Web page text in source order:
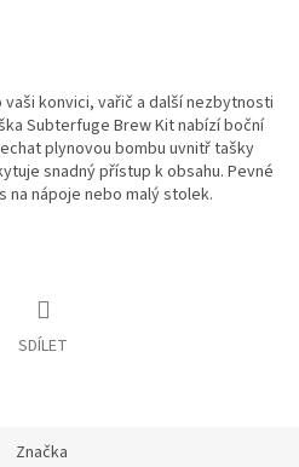
konvici, vařič a další nezbytnosti
Subterfuge Brew Kit nabízí boční
plynovou bombu uvnitř tašky
snadný přístup k obsahu. Pevné
na nápoje nebo malý stolek.
SDÍLET
Značka